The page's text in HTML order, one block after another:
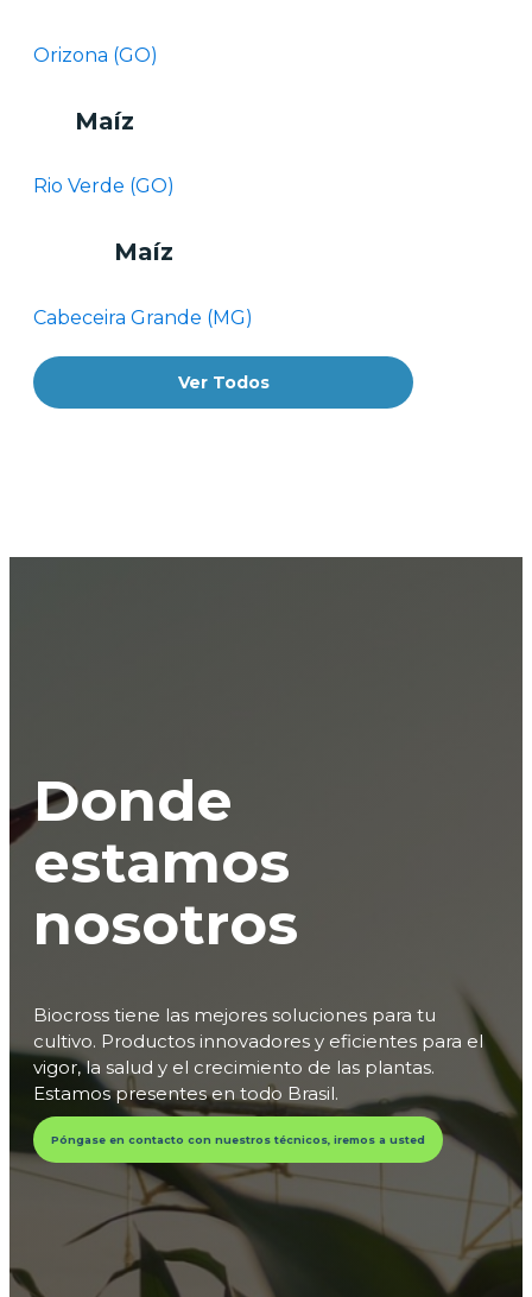
Orizona (GO)
Maíz
Rio Verde (GO)
Maíz
Cabeceira Grande (MG)
Ver Todos
Donde
estamos
nosotros
Biocross tiene las mejores soluciones para tu
cultivo. Productos innovadores y eficientes para el
vigor, la salud y el crecimiento de las plantas.
Estamos presentes en todo Brasil.
Póngase en contacto con nuestros técnicos, iremos a usted